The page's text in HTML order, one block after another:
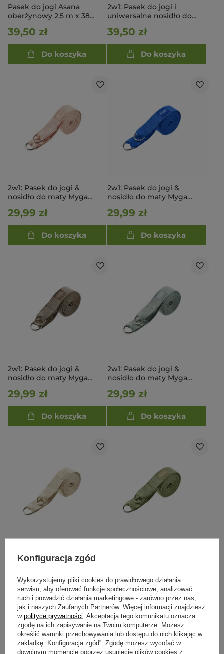
Pasek do jogi Asana
oberżynowy 2,5 m x 38
39,50 zł
Do koszyka
2w1: Pasek do jogi i
uniwersalne nosidło do
39,50 zł
Do koszyka
2w1: Pasek do jogi &
nosidło do maty Myga
29,99 zł
Do koszyka
2w1: Pasek do jogi &
nosidło do maty Myga
29,99 zł
Do koszyka
2w1: Pasek do jogi &
nosidło do maty Myga
29,99 zł
Do koszyka
2w1: Pasek do jogi &
nosidło do maty Myga
29,99 zł
Do koszyka
nosidło do maty Myga
29,99 zł
Do koszyka
29,99 zł
Do koszyka
Konfiguracja zgód
Wykorzystujemy pliki cookies do prawidłowego działania
serwisu, aby oferować funkcje społecznościowe, analizować
ruch i prowadzić działania marketingowe - zarówno przez nas,
jak i naszych Zaufanych Partnerów. Więcej informacji znajdziesz
w polityce prywatności . Akceptacja tego komunikatu oznacza
zgodę na ich zapisywanie na Twoim komputerze. Możesz
określić warunki przechowywania lub dostępu do nich klikając w
zakładkę „Konfiguracja zgód”. Zgodę możesz wycofać w
dowolnym momencie poprzez usunięcie plików cookies z